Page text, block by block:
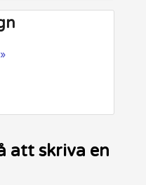
att skriva en